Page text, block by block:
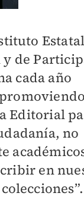
Estatal
de
cada año
Editorial
no
en